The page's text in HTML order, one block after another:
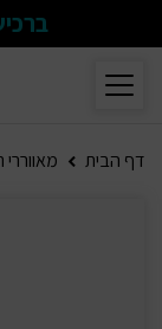
דף הבית